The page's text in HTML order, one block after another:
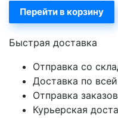
Перейти в корзину
Быстрая доставка
Отправка со
Доставка по
Отправка
Курьерская